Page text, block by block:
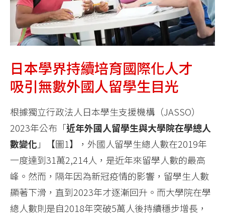
日本學界持續培育國際化人才
吸引無數外國人留學生目光
根據獨立行政法人日本學生支援機構（JASSO）
2023年公布「近年外國人留學生與大學院在學總人
數變化 」【圖1】，外國人留學生總人數在2019年
一度達到31萬2,214人，是近年來留學人數的最高
峰。然而，隔年因為新冠疫情的影響，留學生人數
顯著下滑，直到2023年才逐漸回升。而大學院在學
總人數則是自2018年突破5萬人後持續穩步增長，